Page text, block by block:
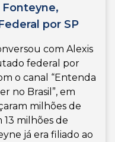
Fonteyne,
por SP
com Alexis
federal por
o canal “Entenda
no Brasil”, em
milhões de
13 milhões de
já era filiado ao